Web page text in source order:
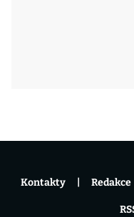
Kontakty Redakce